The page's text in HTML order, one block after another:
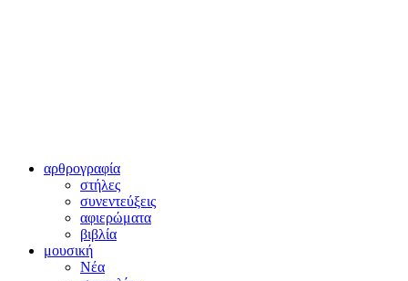
αρθρογραφία
στήλες
συνεντεύξεις
αφιερώματα
βιβλία
μουσική
Νέα